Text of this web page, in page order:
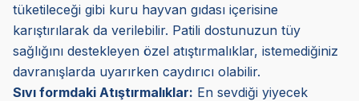
tüketileceği gibi kuru hayvan gıdası içerisine
karıştırılarak da verilebilir. Patili dostunuzun tüy
sağlığını destekleyen özel atıştırmalıklar, istemediğiniz
davranışlarda uyarırken caydırıcı olabilir.
Sıvı formdaki Atıştırmalıklar: En sevdiği yiyecek